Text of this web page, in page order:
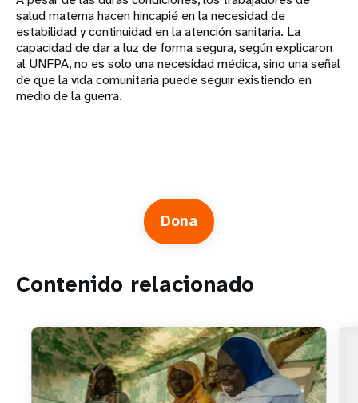
salud materna hacen hincapié en la necesidad de
estabilidad y continuidad en la atención sanitaria. La
capacidad de dar a luz de forma segura, según explicaron
al UNFPA, no es solo una necesidad médica, sino una señal
de que la vida comunitaria puede seguir existiendo en
medio de la guerra.
Dona
Contenido relacionado